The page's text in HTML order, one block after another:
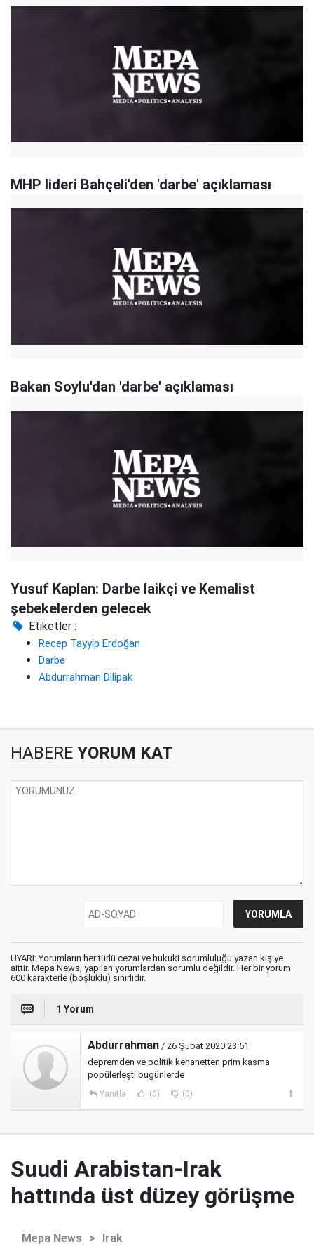
MHP lideri Bahçeli'den 'darbe' açıklaması
Bakan Soylu'dan 'darbe' açıklaması
Yusuf Kaplan: Darbe laikçi ve Kemalist
şebekelerden gelecek
Etiketler :
Recep Tayyip Erdoğan
Darbe
Abdurrahman Dilipak
HABERE YORUM KAT
UYARI: Yorumların her türlü cezai ve hukuki sorumluluğu yazan kişiye
aittir. Mepa News, yapılan yorumlardan sorumlu değildir. Her bir yorum
600 karakterle (boşluklu) sınırlıdır.
1 Yorum
Abdurrahman / 26 Şubat 2020 23:51
depremden ve politik kehanetten prim kasma
popülerleşti bugünlerde
Yanıtla (0) (0)
Suudi Arabistan-Irak
hattında üst düzey görüşme
Mepa News > Irak